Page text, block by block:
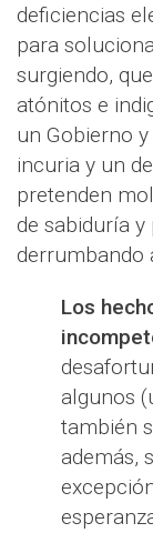
deficiencias
para
surgiendo,
atónitos e
un Gobierno
incuria y un
pretenden
de sabiduría
derrumbando
Los
algunos
también
además,